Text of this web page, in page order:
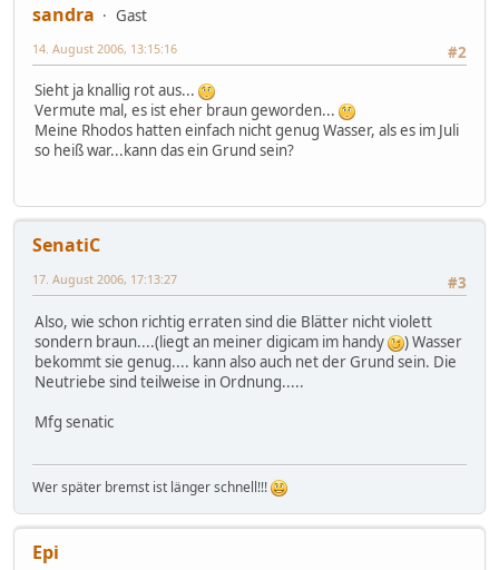
sandra
Gast
#2
14. August 2006, 13:15:16
Sieht ja knallig rot aus...
Vermute mal, es ist eher braun geworden...
Meine Rhodos hatten einfach nicht genug Wasser, als es im Juli
so heiß war...kann das ein Grund sein?
SenatiC
#3
17. August 2006, 17:13:27
Also, wie schon richtig erraten sind die Blätter nicht violett
sondern braun....(liegt an meiner digicam im handy
) Wasser
bekommt sie genug.... kann also auch net der Grund sein. Die
Neutriebe sind teilweise in Ordnung.....
Mfg senatic
Wer später bremst ist länger schnell!!!
Epi